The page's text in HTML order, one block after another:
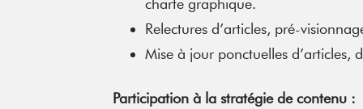
charte graphique.
Relectures d’articles, pré-
Mise à jour ponctuelles d’articles,
Participation à la stratégie de contenu :